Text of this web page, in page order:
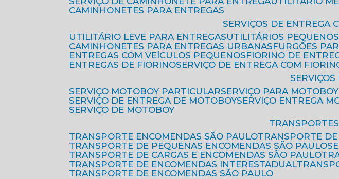
CAMINHONETES PARA ENTREGAS
SERVIÇOS DE
UTILITÁRIO LEVE PARA ENTREGAS
UTILITÁRIOS
CAMINHONETES PARA ENTREGAS URBANAS
FURGÕES
ENTREGAS COM VEÍCULOS PEQUENOS
FIORINO DE
ENTREGAS DE FIORINO
SERVIÇO DE ENTREGA COM
SERVIÇO MOTOBOY PARTICULAR
SERVIÇO PARA
SERVIÇO DE ENTREGA DE MOTOBOY
SERVIÇO ENTREGA
SERVIÇO DE MOTOBOY
TRANSPORTE ENCOMENDAS SÃO PAULO
TRANSPORTE
TRANSPORTE DE PEQUENAS ENCOMENDAS SÃO PAULO
TRANSPORTE DE CARGAS E ENCOMENDAS SÃO PAULO
TRANSPORTE DE ENCOMENDAS INTERESTADUAL
TRANSPORTE DE ENCOMENDAS SÃO PAULO